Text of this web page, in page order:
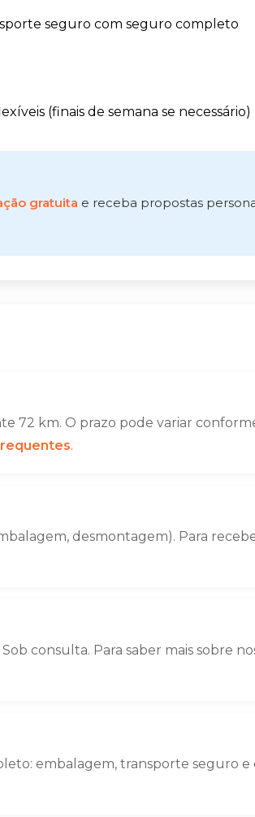
seguro com seguro completo
(finais de semana se necessário)
gratuita e receba propostas
72 km. O prazo pode variar
.
desmontagem). Para
consulta. Para saber mais sobre
embalagem, transporte seguro e